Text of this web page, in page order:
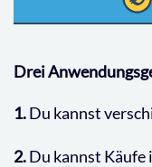
Drei
1.Du kannst
2.Du kannst Käufe